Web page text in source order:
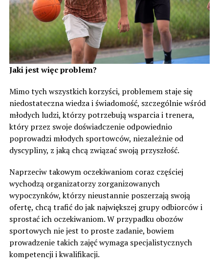
Jaki jest więc problem?
Mimo tych wszystkich korzyści, problemem staje się
niedostateczna wiedza i świadomość, szczególnie wśród
młodych ludzi, którzy potrzebują wsparcia i trenera,
który przez swoje doświadczenie odpowiednio
poprowadzi młodych sportowców, niezależnie od
dyscypliny, z jaką chcą związać swoją przyszłość.
Naprzeciw takowym oczekiwaniom coraz częściej
wychodzą organizatorzy zorganizowanych
wypoczynków, którzy nieustannie poszerzają swoją
ofertę, chcą trafić do jak największej grupy odbiorców i
sprostać ich oczekiwaniom. W przypadku obozów
sportowych nie jest to proste zadanie, bowiem
prowadzenie takich zajęć wymaga specjalistycznych
kompetencji i kwalifikacji.